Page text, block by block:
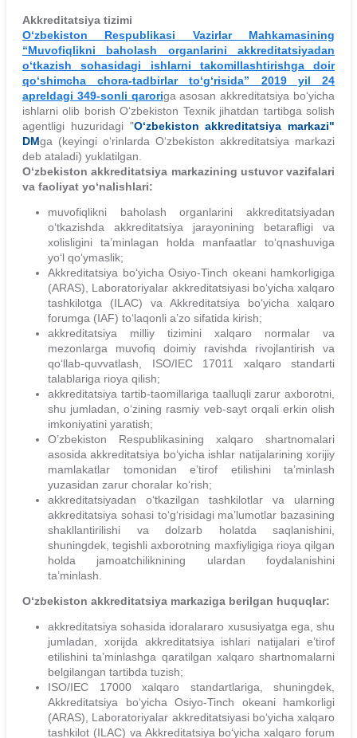
Akkreditatsiya tizimi
O‘zbekiston Respublikasi Vazirlar Mahkamasining
“Muvofiqlikni baholash organlarini akkreditatsiyadan
o‘tkazish sohasidagi ishlarni takomillashtirishga doir
qo‘shimcha chora-tadbirlar to‘g‘risida” 2019 yil 24
apreldagi 349-sonli qaroriga asosan akkreditatsiya bo‘yicha
ishlarni olib borish O‘zbekiston Texnik jihatdan tartibga solish
agentligi huzuridagi "O‘zbekiston akkreditatsiya markazi"
DMga (keyingi o‘rinlarda O‘zbekiston akkreditatsiya markazi
deb ataladi) yuklatilgan.
O‘zbekiston akkreditatsiya markazining ustuvor vazifalari
va faoliyat yo‘nalishlari:
muvofiqlikni baholash organlarini akkreditatsiyadan
o‘tkazishda akkreditatsiya jarayonining betarafligi va
xolisligini ta’minlagan holda manfaatlar to‘qnashuviga
yo‘l qo‘ymaslik;
Akkreditatsiya bo‘yicha Osiyo-Tinch okeani hamkorligiga
(ARAS), Laboratoriyalar akkreditatsiyasi bo‘yicha xalqaro
tashkilotga (ILAC) va Akkreditatsiya bo‘yicha xalqaro
forumga (IAF) to‘laqonli a’zo sifatida kirish;
akkreditatsiya milliy tizimini xalqaro normalar va
mezonlarga muvofiq doimiy ravishda rivojlantirish va
qo‘llab-quvvatlash, ISO/IEC 17011 xalqaro standarti
talablariga rioya qilish;
akkreditatsiya tartib-taomillariga taalluqli zarur axborotni,
shu jumladan, o‘zining rasmiy veb-sayt orqali erkin olish
imkoniyatini yaratish;
O’zbekiston Respublikasining xalqaro shartnomalari
asosida akkreditatsiya bo‘yicha ishlar natijalarining xorijiy
mamlakatlar tomonidan e’tirof etilishini ta’minlash
yuzasidan zarur choralar ko‘rish;
akkreditatsiyadan o‘tkazilgan tashkilotlar va ularning
akkreditatsiya sohasi to‘g‘risidagi ma’lumotlar bazasining
shakllantirilishi va dolzarb holatda saqlanishini,
shuningdek, tegishli axborotning maxfiyligiga rioya qilgan
holda jamoatchiliknining ulardan foydalanishini
ta’minlash.
O‘zbekiston akkreditatsiya markaziga berilgan huquqlar:
akkreditatsiya sohasida idoralararo xususiyatga ega, shu
jumladan, xorijda akkreditatsiya ishlari natijalari e’tirof
etilishini ta’minlashga qaratilgan xalqaro shartnomalarni
belgilangan tartibda tuzish;
ISO/IEC 17000 xalqaro standartlariga, shuningdek,
Akkreditatsiya bo‘yicha Osiyo-Tinch okeani hamkorligi
(ARAS), Laboratoriyalar akkreditatsiyasi bo‘yicha xalqaro
tashkilot (ILAC) va Akkreditatsiya bo‘yicha xalqaro forum